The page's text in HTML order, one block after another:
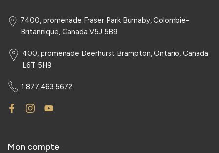
7400, promenade Fraser Park Burnaby, Colombie-
Britannique, Canada V5J 5B9
400, promenade Deerhurst Brampton, Ontario, Canada
L6T 5H9
1.877.463.5672
Mon compte